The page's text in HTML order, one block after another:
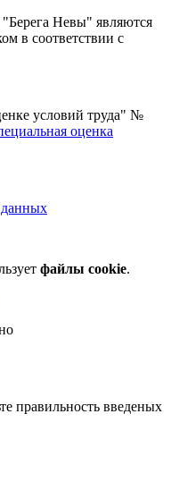
Невы" являются
в соответствии с
условий труда" №
оценка
файлы cookie.
правильность введеных